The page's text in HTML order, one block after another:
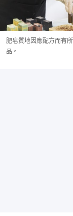
肥皂質地因應配方而有
品。